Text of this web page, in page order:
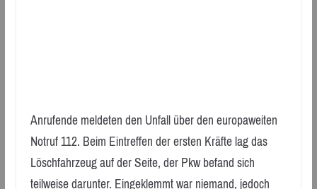
Anrufende meldeten den Unfall über den europaweiten
Notruf 112. Beim Eintreffen der ersten Kräfte lag das
Löschfahrzeug auf der Seite, der Pkw befand sich
teilweise darunter. Eingeklemmt war niemand, jedoch